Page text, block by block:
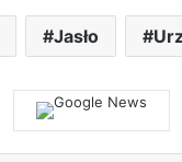
Jasło